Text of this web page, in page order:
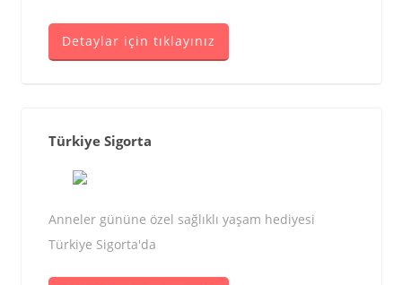
Detaylar için tıklayınız
Türkiye Sigorta
Anneler gününe özel sağlıklı yaşam hediyesi
Türkiye Sigorta'da